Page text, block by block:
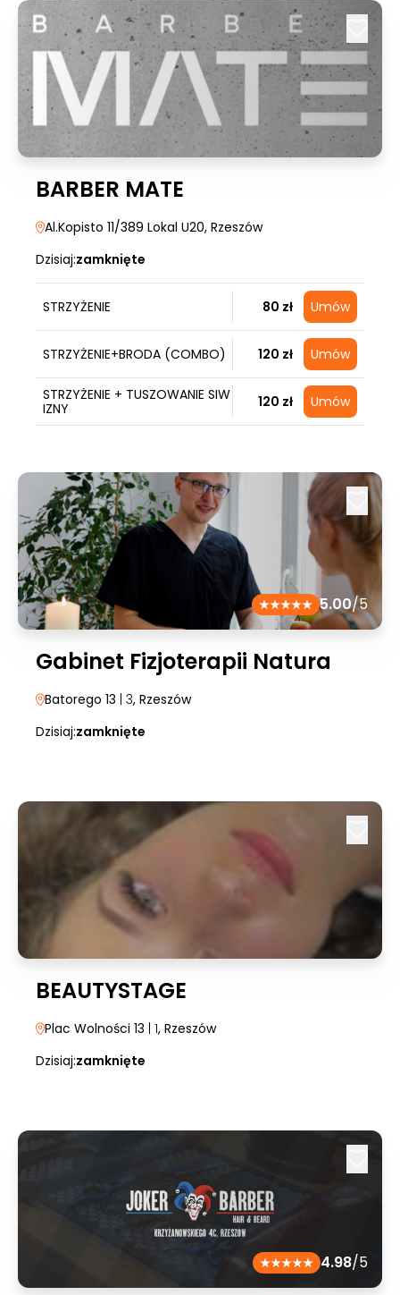
BARBER MATE
Al.Kopisto 11/389 Lokal U20, Rzeszów
Dzisiaj:zamknięte
STRZYŻENIE 80 zł Umów
STRZYŻENIE+BRODA (COMBO) 120 zł Umów
STRZYŻENIE + TUSZOWANIE SIW
IZNY
120 zł Umów
5.00/5
Gabinet Fizjoterapii Natura
Batorego 13 | 3, Rzeszów
Dzisiaj:zamknięte
BEAUTYSTAGE
Plac Wolności 13 | 1, Rzeszów
Dzisiaj:zamknięte
4.98/5